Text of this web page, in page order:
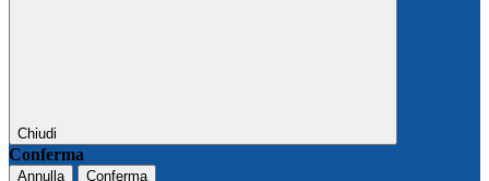
Chiudi
Conferma
Annulla Conferma